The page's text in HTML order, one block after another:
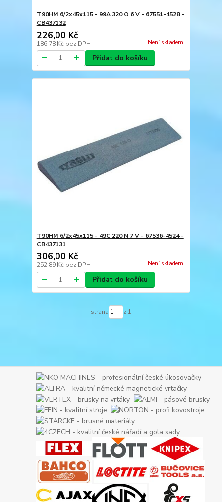
T90HM 6/2x45x115 - 99A 320 O 6 V - 67551-4528 -
CB437132
226,00 Kč
186,78 Kč bez DPH Není skladem
Přidat do košíku
T90HM 6/2x45x115 - 49C 220 N 7 V - 67536-4524 -
CB437131
306,00 Kč
252,89 Kč bez DPH Není skladem
Přidat do košíku
strana z 1